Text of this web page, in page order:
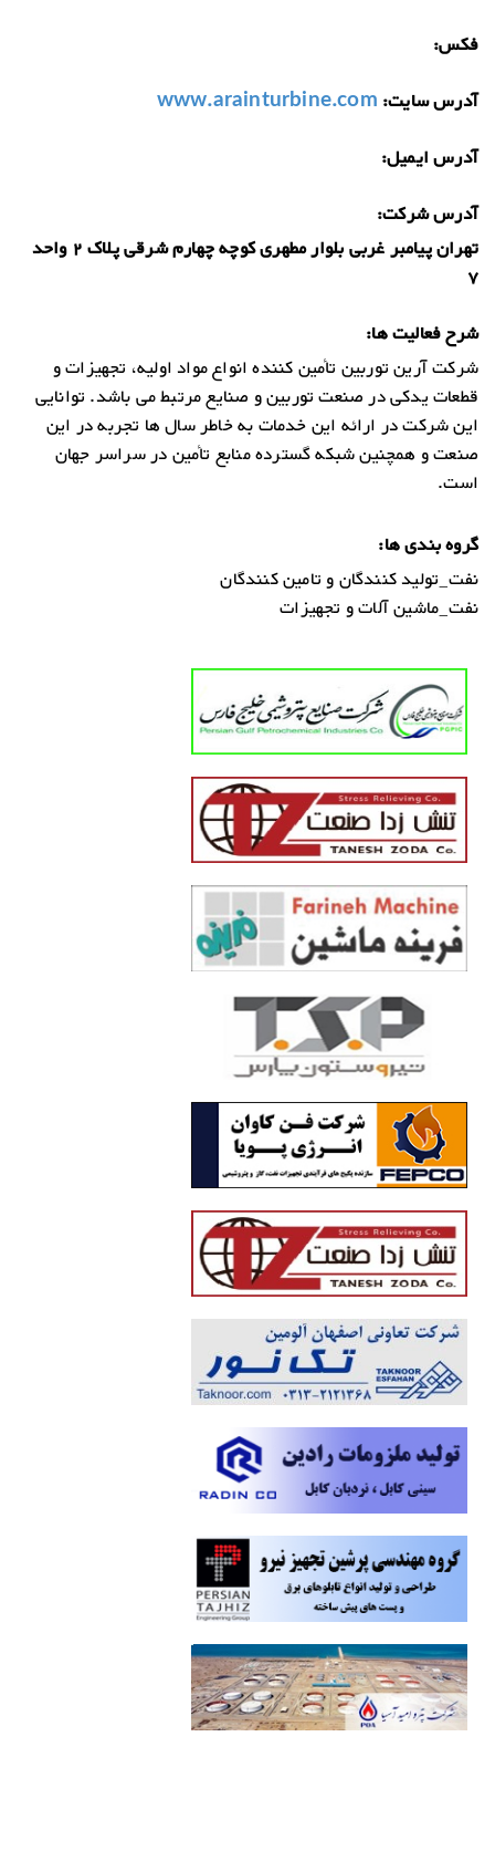
فکس:
آدرس سایت: www.arainturbine.com
آدرس ایمیل:
آدرس شرکت:
تهران پیامبر غربی بلوار مطهری کوچه چهارم شرقی پلاک 2 واحد
7
شرح فعالیت ها:
شرکت آرین توربین تأمین کننده انواع مواد اولیه، تجهیزات و
قطعات یدکی در صنعت توربین و صنایع مرتبط می باشد. توانایی
این شرکت در ارائه این خدمات به خاطر سال ها تجربه در این
صنعت و همچنین شبکه گسترده منابع تأمین در سراسر جهان
است.
گروه بندی ها:
نفت_تولید کنندگان و تامین کنندگان
نفت_ماشین آلات و تجهیزات